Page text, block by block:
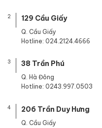
2 129 Cầu Giấy
Q. Cầu Giấy
Hotline: 024.2124.4666
3 38 Trần Phú
Q. Hà Đông
Hotline: 0243.997.0503
4 206 Trần Duy Hưng
Q. Cầu Giấy